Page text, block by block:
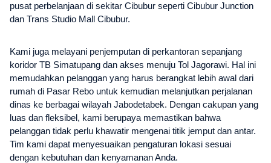
pusat perbelanjaan di sekitar Cibubur seperti Cibubur Junction
dan Trans Studio Mall Cibubur.
Kami juga melayani penjemputan di perkantoran sepanjang
koridor TB Simatupang dan akses menuju Tol Jagorawi. Hal ini
memudahkan pelanggan yang harus berangkat lebih awal dari
rumah di Pasar Rebo untuk kemudian melanjutkan perjalanan
dinas ke berbagai wilayah Jabodetabek. Dengan cakupan yang
luas dan fleksibel, kami berupaya memastikan bahwa
pelanggan tidak perlu khawatir mengenai titik jemput dan antar.
Tim kami dapat menyesuaikan pengaturan lokasi sesuai
dengan kebutuhan dan kenyamanan Anda.